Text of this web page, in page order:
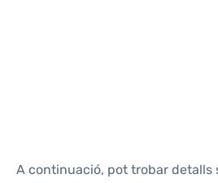
A continuació, pot trobar detalls